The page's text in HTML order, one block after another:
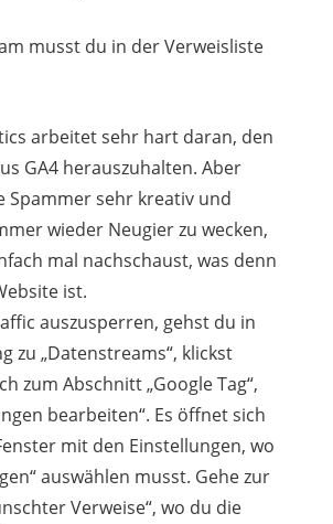
arbeitet sehr hart daran, den
GA4 herauszuhalten. Aber
Spammer sehr kreativ und
wieder Neugier zu wecken,
mal nachschaust, was denn
ist.
auszusperren, gehst du in
zu „Datenstreams“, klickst
zum Abschnitt „Google Tag“,
bearbeiten“. Es öffnet sich
mit den Einstellungen, wo
auswählen musst. Gehe zur
Verweise“, wo du die